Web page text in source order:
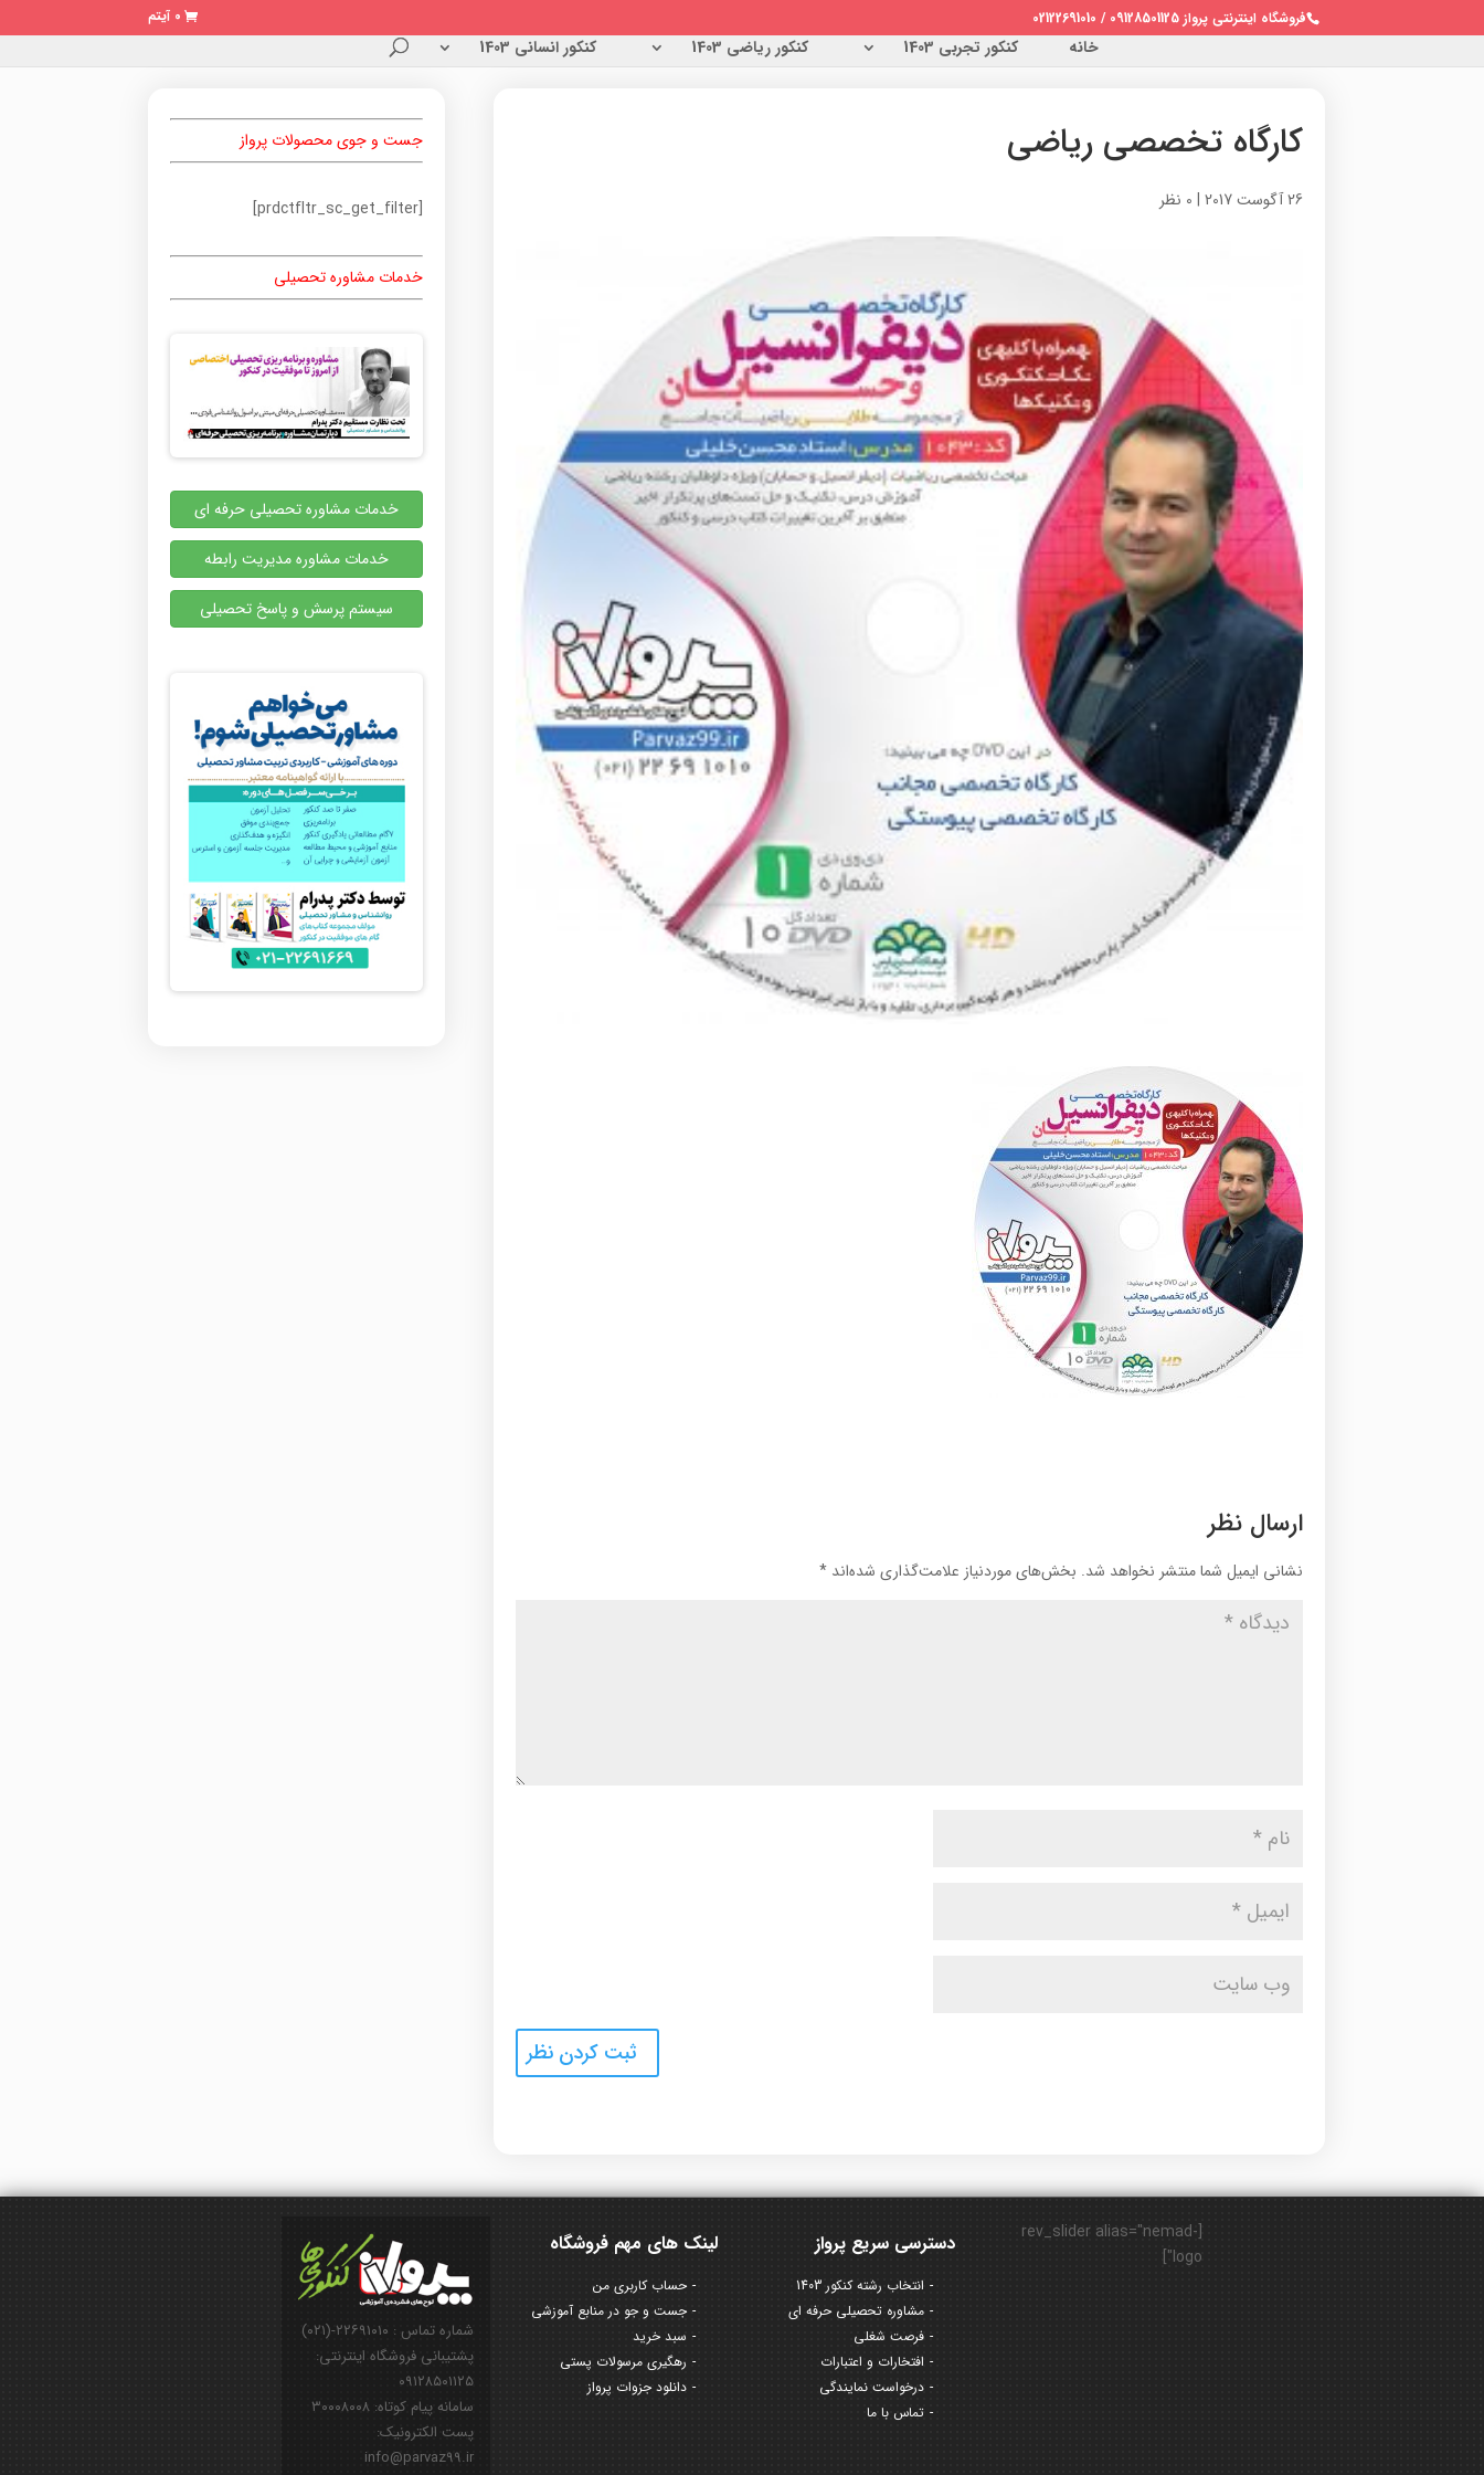
فروشگاه اینترنتی پرواز 09128501125 / 02122691010 0 آیتم
خانه کنکور تجربی 1403 کنکور ریاضی 1403 کنکور انسانی 1403
کارگاه تخصصی ریاضی
26 آگوست 2017 | 0 نظر
ارسال نظر
نشانی ایمیل شما منتشر نخواهد شد. بخش‌های موردنیاز علامت‌گذاری شده‌اند*
جست و جوی محصولات پرواز
[prdctfltr_sc_get_filter]
خدمات مشاوره تحصیلی
خدمات مشاوره تحصیلی حرفه ای
خدمات مشاوره مدیریت رابطه
سیستم پرسش و پاسخ تحصیلی
شماره تماس : ۲۲۶۹۱۰۱۰-(۰۲۱)
پشتیبانی فروشگاه اینترنتی:
۰۹۱۲۸۵۰۱۱۲۵
سامانه پیام کوتاه: ۳۰۰۰۸۰۰۸
پست الکترونیک:
info@parvaz99.ir
لینک های مهم فروشگاه
حساب کاربری من
جست و جو در منابع آموزشی
سبد خرید
رهگیری مرسولات پستی
دانلود جزوات پرواز
دسترسی سریع پرواز
انتخاب رشته کنکور 1403
مشاوره تحصیلی حرفه ای
فرصت شغلی
افتخارات و اعتبارات
درخواست نمایندگی
تماس با ما
[rev_slider alias="nemad-
logo"]